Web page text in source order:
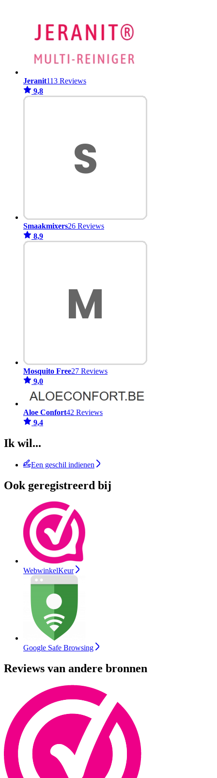
Jeranit113 Reviews
9,8
Smaakmixers26 Reviews
8,9
Mosquito Free27 Reviews
9,0
Aloe Confort42 Reviews
9,4
Ik wil...
Een geschil indienen
Ook geregistreerd bij
WebwinkelKeur
Google Safe Browsing
Reviews van andere bronnen